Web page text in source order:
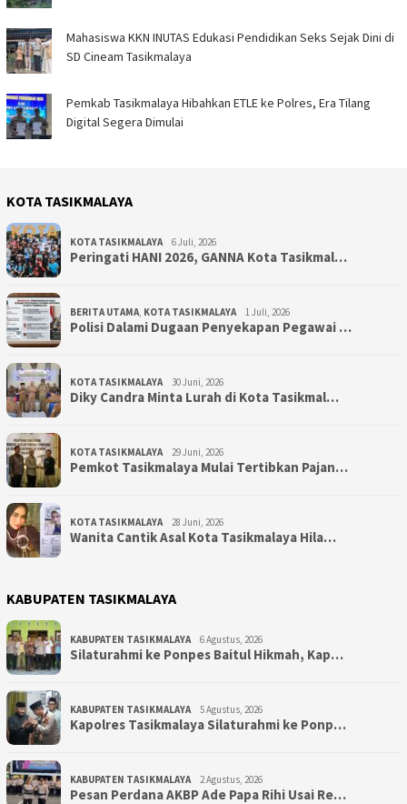
Mahasiswa KKN INUTAS Edukasi Pendidikan Seks Sejak Dini di
SD Cineam Tasikmalaya
Pemkab Tasikmalaya Hibahkan ETLE ke Polres, Era Tilang
Digital Segera Dimulai
KOTA TASIKMALAYA
KOTA TASIKMALAYA 6 Juli, 2026
Peringati HANI 2026, GANNA Kota Tasikmal…
BERITA UTAMA KOTA TASIKMALAYA 1 Juli, 2026
Polisi Dalami Dugaan Penyekapan Pegawai …
KOTA TASIKMALAYA 30 Juni, 2026
Diky Candra Minta Lurah di Kota Tasikmal…
KOTA TASIKMALAYA 29 Juni, 2026
Pemkot Tasikmalaya Mulai Tertibkan Pajan…
KOTA TASIKMALAYA 28 Juni, 2026
Wanita Cantik Asal Kota Tasikmalaya Hila…
KABUPATEN TASIKMALAYA
KABUPATEN TASIKMALAYA 6 Agustus, 2026
Silaturahmi ke Ponpes Baitul Hikmah, Kap…
KABUPATEN TASIKMALAYA 5 Agustus, 2026
Kapolres Tasikmalaya Silaturahmi ke Ponp…
KABUPATEN TASIKMALAYA 2 Agustus, 2026
Pesan Perdana AKBP Ade Papa Rihi Usai Re…